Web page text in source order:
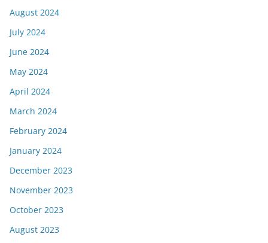
August 2024
July 2024
June 2024
May 2024
April 2024
March 2024
February 2024
January 2024
December 2023
November 2023
October 2023
August 2023